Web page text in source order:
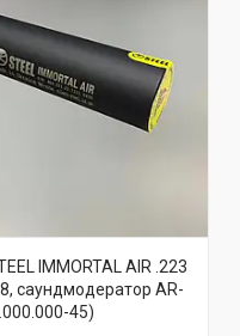
IMMORTAL AIR .223
саундмодератор AR-
45)